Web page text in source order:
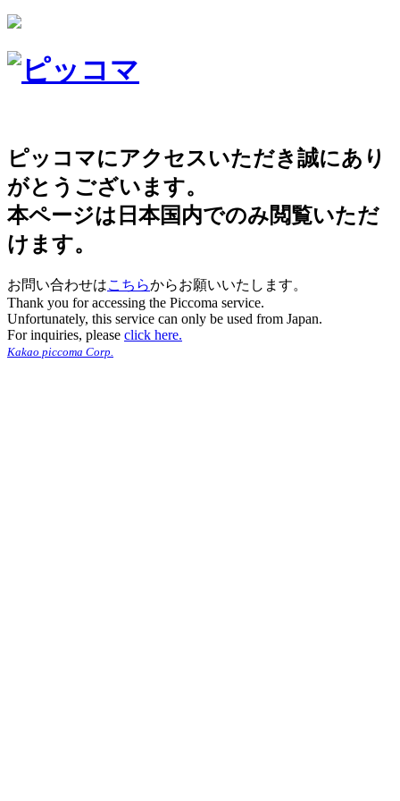
ピッコマにアクセスいただき誠にあり
がとうございます。
本ページは日本国内でのみ閲覧いただ
けます。
お問い合わせはこちらからお願いいたします。
Thank you for accessing the Piccoma service.
Unfortunately, this service can only be used from Japan.
For inquiries, please click here.
Kakao piccoma Corp.